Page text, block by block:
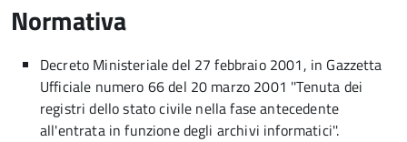
Normativa
Decreto Ministeriale del 27 febbraio 2001, in Gazzetta
Ufficiale numero 66 del 20 marzo 2001 ''Tenuta dei
registri dello stato civile nella fase antecedente
all'entrata in funzione degli archivi informatici''.